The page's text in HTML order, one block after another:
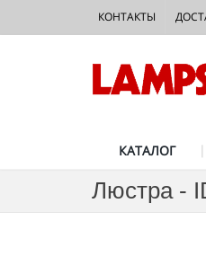
КОНТАКТЫ
КАТАЛОГ
Люстра -